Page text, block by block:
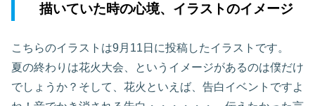
描いていた時の心境、イラストのイメージ
こちらのイラストは9月11日に投稿したイラストです。
夏の終わりは花火大会、というイメージがあるのは僕だけ
でしょうか？そして、花火といえば、告白イベントですよ